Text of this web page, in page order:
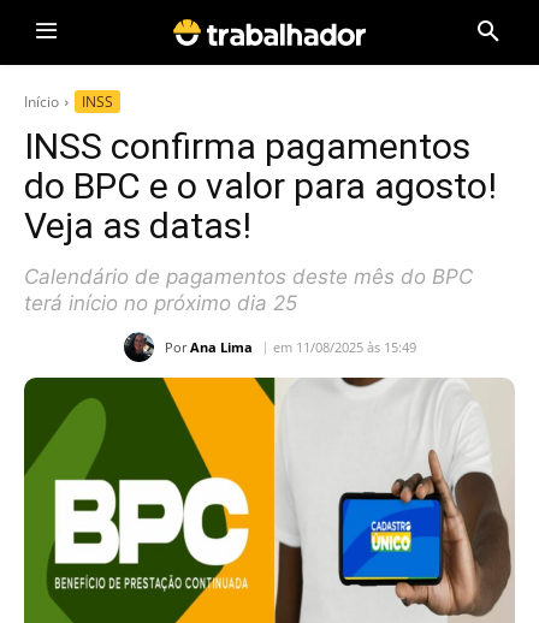
Início INSS
INSS confirma pagamentos
do BPC e o valor para agosto!
Veja as datas!
Calendário de pagamentos deste mês do BPC
terá início no próximo dia 25
Por Ana Lima em 11/08/2025 às 15:49